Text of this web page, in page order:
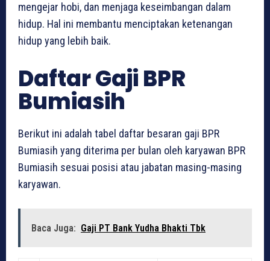
mengejar hobi, dan menjaga keseimbangan dalam
hidup. Hal ini membantu menciptakan ketenangan
hidup yang lebih baik.
Daftar Gaji BPR
Bumiasih
Berikut ini adalah tabel daftar besaran gaji BPR
Bumiasih yang diterima per bulan oleh karyawan BPR
Bumiasih sesuai posisi atau jabatan masing-masing
karyawan.
Baca Juga: Gaji PT Bank Yudha Bhakti Tbk